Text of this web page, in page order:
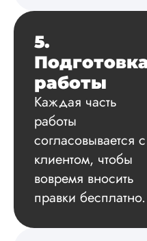
5.
работы
Каждая часть
работы
согласовывается с
клиентом, чтобы
вовремя вносить
правки бесплатно.